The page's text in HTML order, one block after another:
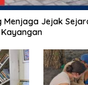
Menjaga Jejak